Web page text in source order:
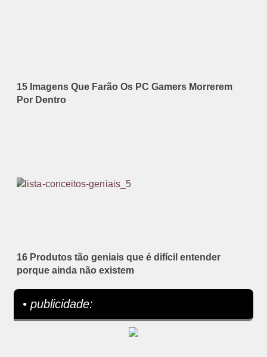
15 Imagens Que Farão Os PC Gamers Morrerem
Por Dentro
16 Produtos tão geniais que é difícil entender
porque ainda não existem
• publicidade: